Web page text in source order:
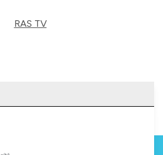
RAS TV